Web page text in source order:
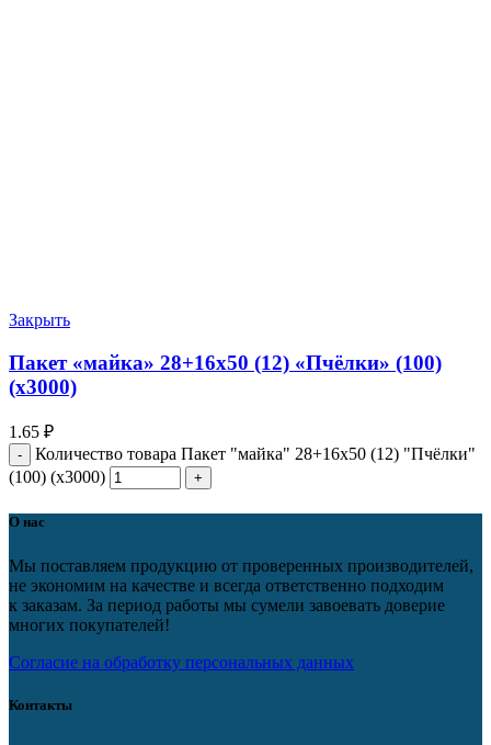
Закрыть
Пакет «майка» 28+16х50 (12) «Пчёлки» (100)
(х3000)
1.65 ₽
Количество товара Пакет "майка" 28+16х50 (12) "Пчёлки"
(100) (х3000)
О нас
Мы поставляем продукцию от проверенных производителей,
не экономим на качестве и всегда ответственно подходим
к заказам. За период работы мы сумели завоевать доверие
многих покупателей!
Согласие на обработку персональных данных
Контакты